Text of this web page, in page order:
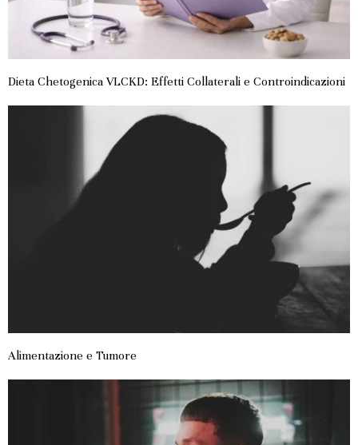
Dieta Chetogenica VLCKD: Effetti Collaterali e Controindicazioni
Alimentazione e Tumore